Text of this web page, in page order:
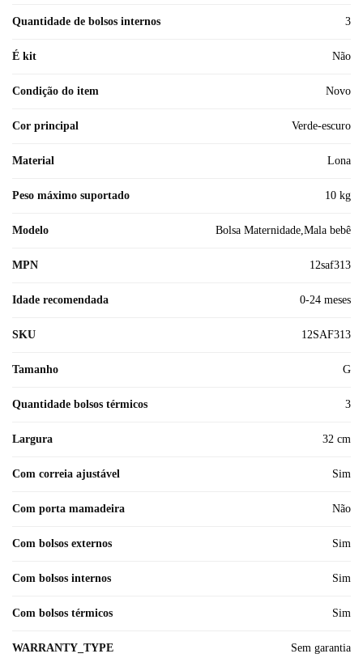
Quantidade de bolsos internos 3
É kit Não
Condição do item Novo
Cor principal Verde-escuro
Material Lona
Peso máximo suportado 10 kg
Modelo Bolsa Maternidade,Mala bebê
MPN 12saf313
Idade recomendada 0-24 meses
SKU 12SAF313
Tamanho G
Quantidade bolsos térmicos 3
Largura 32 cm
Com correia ajustável Sim
Com porta mamadeira Não
Com bolsos externos Sim
Com bolsos internos Sim
Com bolsos térmicos Sim
WARRANTY_TYPE Sem garantia